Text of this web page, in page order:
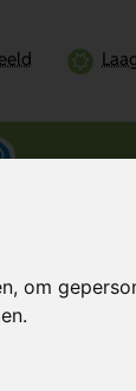
om
€ 14,98 per